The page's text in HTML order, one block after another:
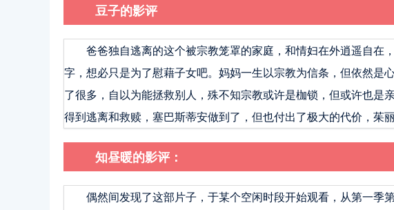
豆子的影评
爸爸独自逃离的这个被宗教笼罩的家庭，和情妇在外逍遥自在
字，想必只是为了慰藉子女吧。妈妈一生以宗教为信条，但依然是
了很多，自以为能拯救别人，殊不知宗教或许是枷锁，但或许也是
得到逃离和救赎，塞巴斯蒂安做到了，但也付出了极大的代价，茱
知昼暖的影评：
偶然间发现了这部片子，于某个空闲时段开始观看，从第一季